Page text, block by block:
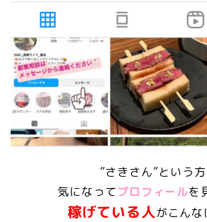
”さきさん”という
気になってプロフィールを
稼げている人がこん